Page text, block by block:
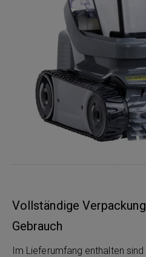
Vollständige
Gebrauch
Im Lieferumfang enthalten